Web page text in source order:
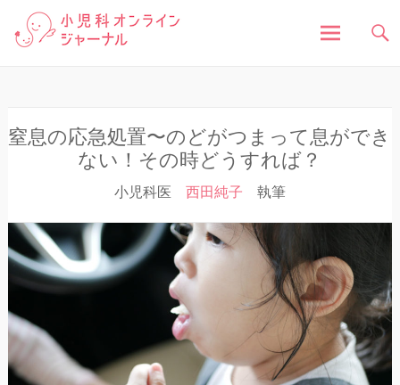
小児科オンラインジャ
状や原因、対処法はもちろん、予防接種や健診、子
どもの成長に関する豆知識まで、小児科医が分かり
ン
ツ
プ
窒息の応急処置〜のどがつまって息ができ
ない！その時どうすれば？
小児科医 西田純子 執筆